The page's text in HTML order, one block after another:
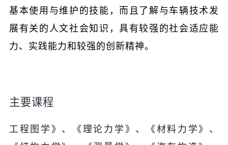
基本使用与维护的技能，而且了解与车辆技术发
展有关的人文社会知识，具有较强的社会适应能
力、实践能力和较强的创新精神。
主要课程
工程图学》、《理论力学》、《材料力学》、